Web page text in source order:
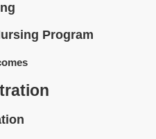
Program